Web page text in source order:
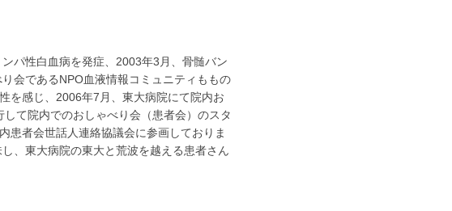
パ性白血病を発症、2003年3月、骨髄バン
会であるNPO血液情報コミュニティももの
を感じ、2006年7月、東大病院にて院内お
て院内でのおしゃべり会（患者会）のスタ
患者会世話人連絡協議会に参画しておりま
、東大病院の東大と荒波を越える患者さん